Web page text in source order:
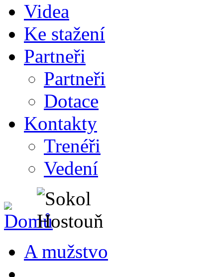
Videa
Ke stažení
Partneři
Partneři
Dotace
Kontakty
Trenéři
Vedení
A mužstvo